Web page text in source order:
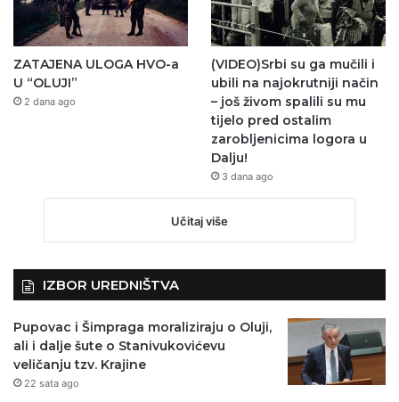
ZATAJENA ULOGA HVO-a
U “OLUJI”
2 dana ago
(VIDEO)Srbi su ga mučili i
ubili na najokrutniji način
– još živom spalili su mu
tijelo pred ostalim
zarobljenicima logora u
Dalju!
3 dana ago
Učitaj više
IZBOR UREDNIŠTVA
Pupovac i Šimpraga moraliziraju o Oluji,
ali i dalje šute o Stanivukovićevu
veličanju tzv. Krajine
22 sata ago